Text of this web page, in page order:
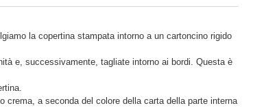
la copertina stampata intorno a un cartoncino rigido
e, successivamente, tagliate intorno ai bordi. Questa è
crema, a seconda del colore della carta della parte interna